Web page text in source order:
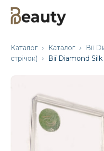
Каталог Каталог
Вії
стрічок)
Вії Diamond